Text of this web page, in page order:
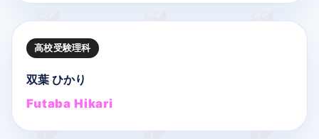
高校受験理科
双葉 ひかり
Futaba Hikari